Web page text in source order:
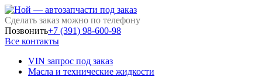
Сделать заказ можно по телефону
Позвонить+7 (391) 98-600-98
Все контакты
VIN запрос под заказ
Масла и технические жидкости